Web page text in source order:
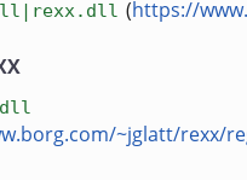
(https://
~jglatt/rexx/